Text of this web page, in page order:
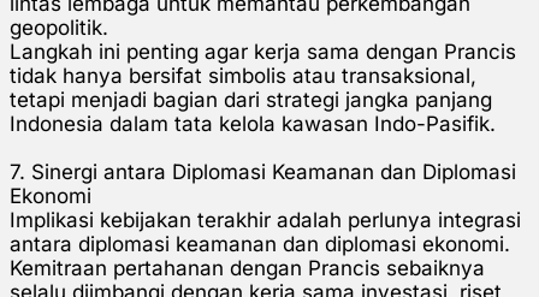
geopolitik.
Langkah ini penting agar kerja sama dengan Prancis
tidak hanya bersifat simbolis atau transaksional,
tetapi menjadi bagian dari strategi jangka panjang
Indonesia dalam tata kelola kawasan Indo-Pasifik.
7. Sinergi antara Diplomasi Keamanan dan Diplomasi
Ekonomi
Implikasi kebijakan terakhir adalah perlunya integrasi
antara diplomasi keamanan dan diplomasi ekonomi.
Kemitraan pertahanan dengan Prancis sebaiknya
selalu diimbangi dengan kerja sama investasi, riset,